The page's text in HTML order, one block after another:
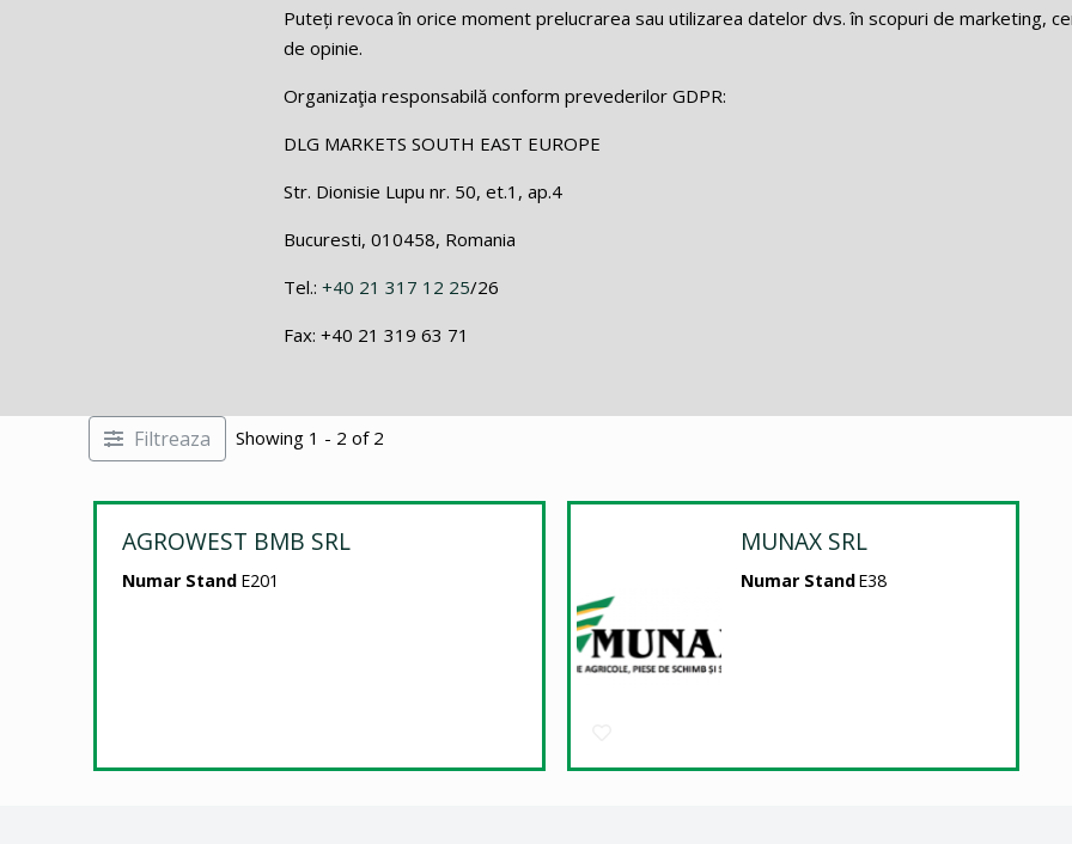
Puteți revoca în orice moment prelucrarea sau utilizarea datelor dvs. în scopuri de marketing,
de opinie.
Organizaţia responsabilă conform prevederilor GDPR:
DLG MARKETS SOUTH EAST EUROPE
Str. Dionisie Lupu nr. 50, et.1, ap.4
Bucuresti, 010458, Romania
Tel.:+40 21 317 12 25/26
Fax: +40 21 319 63 71
Filtreaza Showing 1 - 2 of 2
AGROWEST BMB SRL
Numar Stand E201
MUNAX SRL
Numar StandE38